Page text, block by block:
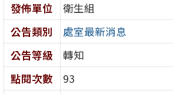
發佈單位
衛生組
公告類別
處室最新消息
公告等級
轉知
點閱次數
93